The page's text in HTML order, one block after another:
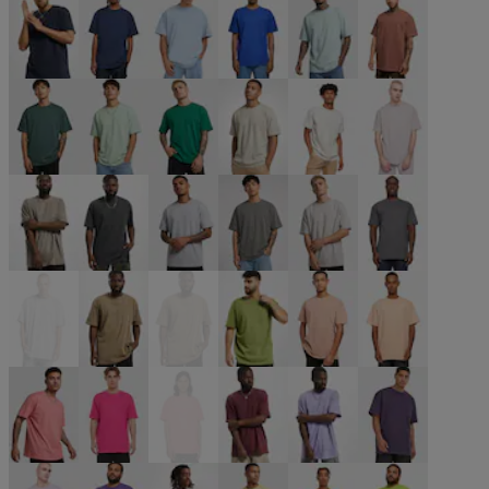
blau blau blau blau blau braun
grün grün grün grün grau grau
grau grau grau grau
grau khaki olive orange orange
pink pink pink rot violet violet